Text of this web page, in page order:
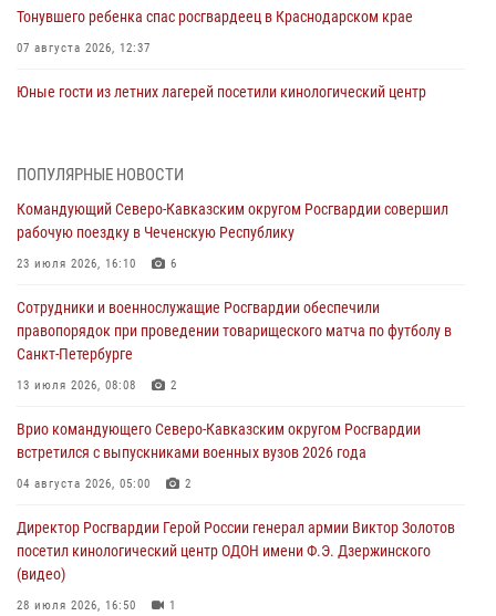
Тонувшего ребенка спас росгвардеец в Краснодарском крае
07 августа 2026, 12:37
Юные гости из летних лагерей посетили кинологический центр
ветераны военной контрразведки почтили память Николая
Кузнецова
07 августа 2026, 12:00
Ветеран войск правопорядка генерал-майор Иван Пияшев – герой
выпуска «Легенды армии с Александром Маршалом»
07 августа 2026, 12:00
Смольного собора в Санкт-Петербурге (видео)
07 августа 2026, 11:34
взрывобезопасности
ПОПУЛЯРНЫЕ НОВОСТИ
Командующий Северо-Кавказским округом Росгвардии совершил
рабочую поездку в Чеченскую Республику
23 июля 2026, 16:10 6
Сотрудники и военнослужащие Росгвардии обеспечили
правопорядок при проведении товарищеского матча по футболу в
Санкт-Петербурге
13 июля 2026, 08:08 2
Врио командующего Северо-Кавказским округом Росгвардии
встретился с выпускниками военных вузов 2026 года
04 августа 2026, 05:00 2
Директор Росгвардии Герой России генерал армии Виктор Золотов
посетил кинологический центр ОДОН имени Ф.Э. Дзержинского
(видео)
28 июля 2026, 16:50 1